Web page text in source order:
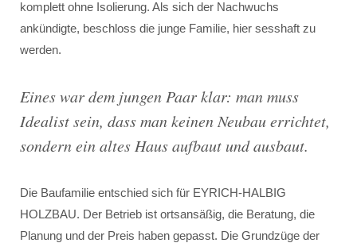
komplett ohne Isolierung. Als sich der Nachwuchs
ankündigte, beschloss die junge Familie, hier sesshaft zu
werden.
Eines war dem jungen Paar klar: man muss
Idealist sein, dass man keinen Neubau errichtet,
sondern ein altes Haus aufbaut und ausbaut.
Die Baufamilie entschied sich für EYRICH-HALBIG
HOLZBAU. Der Betrieb ist ortsansäßig, die Beratung, die
Planung und der Preis haben gepasst. Die Grundzüge der